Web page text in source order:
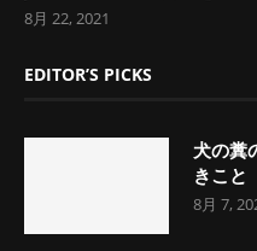
8月 22, 2021
EDITOR’S PICKS
犬の糞
きこと
8月 7,